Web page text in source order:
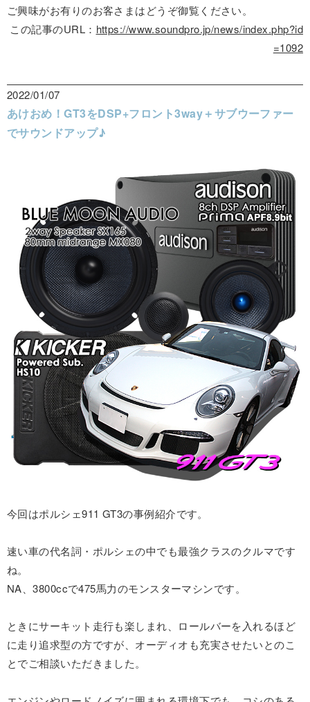
ご興味がお有りのお客さまはどうぞ御覧ください。
この記事のURL： https://www.soundpro.jp/news/index.php?id
=1092
2022/01/07
あけおめ！GT3をDSP+フロント3way＋サブウーファー
でサウンドアップ♪
今回はポルシェ911 GT3の事例紹介です。
速い車の代名詞・ポルシェの中でも最強クラスのクルマです
ね。
NA、3800ccで475馬力のモンスターマシンです。
ときにサーキット走行も楽しまれ、ロールバーを入れるほど
に走り追求型の方ですが、オーディオも充実させたいとのこ
とでご相談いただきました。